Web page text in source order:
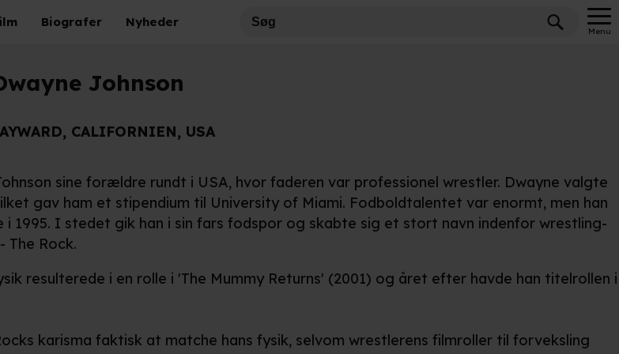
Biografer Nyheder
Menu
Johnson
CALIFORNIEN, USA
sine forældre rundt i USA, hvor faderen var professionel wrestler. Dwayne valgte
gav ham et stipendium til University of Miami. Fodboldtalentet var enormt, men han
1995. I stedet gik han i sin fars fodspor og skabte sig et stort navn indenfor wrestling-
The Rock.
resulterede i en rolle i 'The Mummy Returns' (2001) og året efter havde han titelrollen i
karisma faktisk at matche hans fysik, selvom wrestlerens filmroller til forveksling